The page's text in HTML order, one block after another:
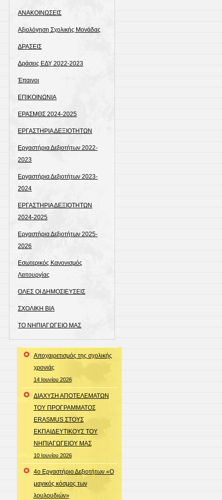
ΑΝΑΚΟΙΝΩΣΕΙΣ
Αξιολόγηση Σχολικής Μονάδας
ΔΡΑΣΕΙΣ
Δράσεις ΕΔΥ 2022-2023
Έπαινοι
ΕΠΙΚΟΙΝΩΝΙΑ
ΕΡΑΣΜΘΣ 2024-2025
ΕΡΓΑΣΤΗΡΙΑ ΔΕΞΙΟΤΗΤΩΝ
Εργαστήρια Δεξιοτήτων 2022-
2023
Εργαστήρια Δεξιοτήτων 2023-
2024
ΕΡΓΑΣΤΗΡΙΑ ΔΕΞΙΟΤΗΤΩΝ
2024-2025
Εργαστήρια Δεξιοτήτων 2025-
2026
Εσωτερικός Κανονισμός
Λειτουργίας
ΟΛΕΣ ΟΙ ΔΗΜΟΣΙΕΥΣΕΙΣ
ΣΧΟΛΙΚΗ ΒΙΑ
ΤΟ ΝΗΠΙΑΓΩΓΕΙΟ ΜΑΣ
Αποχαιρετισμός της σχολικής
χρονιάς
14 Ιουνίου 2026
ΔΙΑΧΥΣΗ ΑΠΟΤΕΛΕΜΑΤΩΝ
ΤΟΥ ΠΡΟΓΡΑΜΜΑΤΟΣ
ERASMUS ΣΤΟΥΣ
ΕΚΠΑΙΔΕΥΤΙΚΟΥΣ ΤΟΥ
ΝΗΠΙΑΓΩΓΕΙΟΥ ΜΑΣ
10 Ιουνίου 2026
4ο Εργαστήριο Δεξιοτήτων «Ο
μαγικός κόσμος των
λουλουδιών»